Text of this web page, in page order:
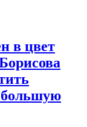
в цвет
большую